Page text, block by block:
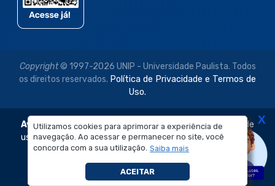
Utilizamos cookies para aprimorar a experiência de
navegação. Ao acessar e permanecer no site, você
concorda com a sua utilização. Saiba mais
ACEITAR
Copyright© 1997-2026 UNIP - Universidade Paulista. Todos
os direitos reservados. Política de Privacidade e Termos de
Uso.
Aviso Legal: As imagens disponibilizadas neste site são de
uso exclusivo institucional do Sistema de Ensino Objetivo e
da Universidade Paulista – UNIP.
É proibida a reprodução, utilização, edição ou
compartilhamento sem autorização prévia e expressa.
X